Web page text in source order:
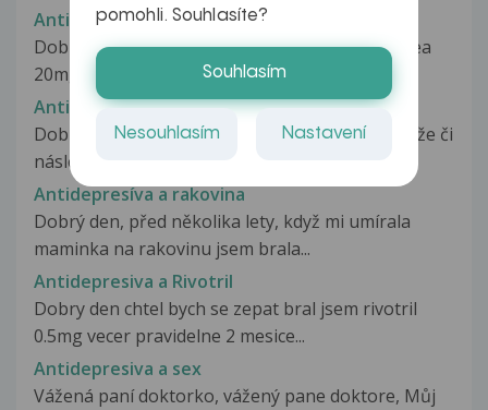
Antidepresiva a přibývání na váze
Dobrý den,rok a půl užívám antidepresiva- Elicea
20mg a Trittico 150mg.Na počátku...
Antidepresiva a případné těhotenství
Dobrý den,ráda bych se zeptala ,jaké hrozí potíže či
následky dítěti,pokud dlouhodobě...
Antidepresíva a rakovina
Dobrý den, před několika lety, když mi umírala
maminka na rakovinu jsem brala...
Antidepresiva a Rivotril
Dobry den chtel bych se zepat bral jsem rivotril
0.5mg vecer pravidelne 2 mesice...
Antidepresiva a sex
Vážená paní doktorko, vážený pane doktore, Můj
pomohli. Souhlasíte?
Souhlasím
Nesouhlasím Nastavení